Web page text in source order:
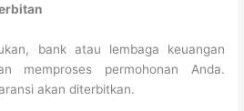
bank atau lembaga keuangan
memproses permohonan Anda.
akan diterbitkan.